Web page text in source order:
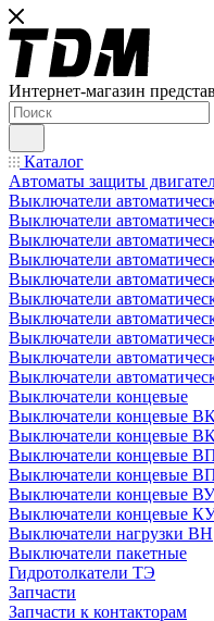
Интернет-магазин
Каталог
Автоматы защиты
Выключатели
Выключатели
Выключатели
Выключатели
Выключатели
Выключатели
Выключатели
Выключатели
Выключатели
Выключатели
Выключатели концевые
Выключатели концевые
Выключатели концевые
Выключатели концевые
Выключатели концевые
Выключатели концевые ВУ
Выключатели концевые
Выключатели нагрузки ВН
Выключатели пакетные
Гидротолкатели ТЭ
Запчасти
Запчасти к контакторам